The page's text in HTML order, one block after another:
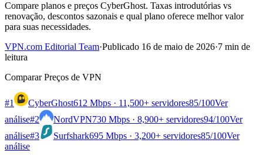
Compare planos e preços CyberGhost. Taxas introdutórias vs
renovação, descontos sazonais e qual plano oferece melhor valor
para suas necessidades.
VPN.com Editorial Team·Publicado 16 de maio de 2026·7 min de
leitura
Comparar Preços de VPN
#1 CyberGhost612 Mbps · 11,500+ servidores85/100Ver
análise#2 NordVPN730 Mbps · 8,900+ servidores94/100Ver
análise#3 Surfshark695 Mbps · 3,200+ servidores85/100Ver
análise